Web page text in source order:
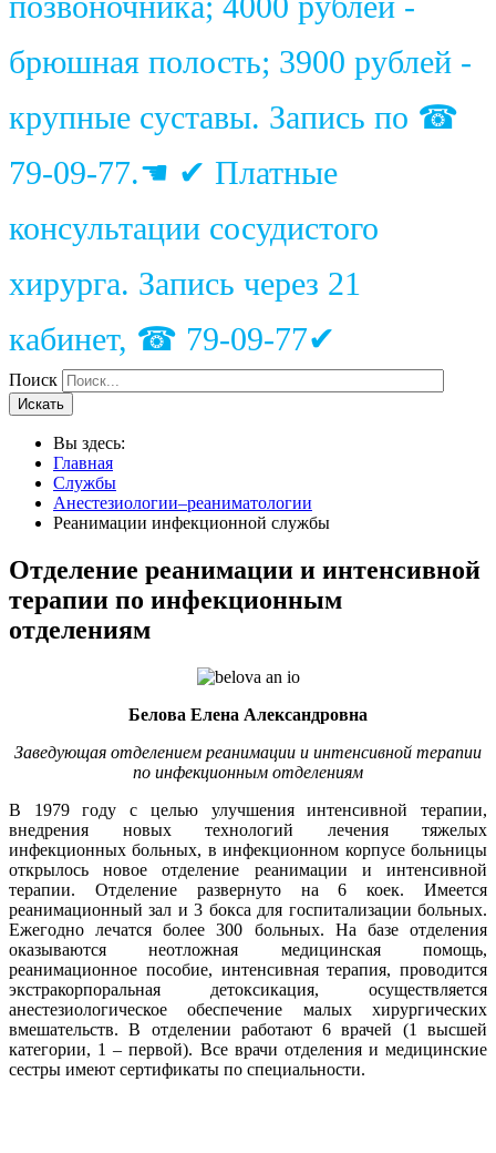
брюшная полость; 3900 рублей -
крупные суставы. Запись по ☎
79-09-77.☚ ✔ Платные
консультации сосудистого
хирурга. Запись через 21
кабинет, ☎ 79-09-77✔
Поиск
Искать
Вы здесь:
Главная
Службы
Анестезиологии–реаниматологии
Реанимации инфекционной службы
Отделение реанимации и интенсивной
терапии по инфекционным
отделениям
Белова Елена Александровна
Заведующая отделением реанимации и интенсивной терапии
по инфекционным отделениям
В 1979 году с целью улучшения интенсивной терапии,
внедрения новых технологий лечения тяжелых
инфекционных больных, в инфекционном корпусе больницы
открылось новое отделение реанимации и интенсивной
терапии. Отделение развернуто на 6 коек. Имеется
реанимационный зал и 3 бокса для госпитализации больных.
Ежегодно лечатся более 300 больных. На базе отделения
оказываются неотложная медицинская помощь,
реанимационное пособие, интенсивная терапия, проводится
экстракорпоральная детоксикация, осуществляется
анестезиологическое обеспечение малых хирургических
вмешательств. В отделении работают 6 врачей (1 высшей
категории, 1 – первой). Все врачи отделения и медицинские
сестры имеют сертификаты по специальности.